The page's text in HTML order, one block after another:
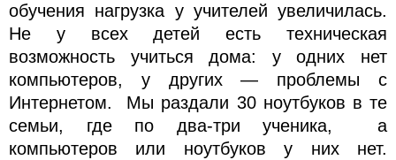
обучения нагрузка у учителей увеличилась.
Не у всех детей есть техническая
возможность учиться дома: у одних нет
компьютеров, у других — проблемы с
Интернетом. Мы раздали 30 ноутбуков в те
семьи, где по два-три ученика, а
компьютеров или ноутбуков у них нет.